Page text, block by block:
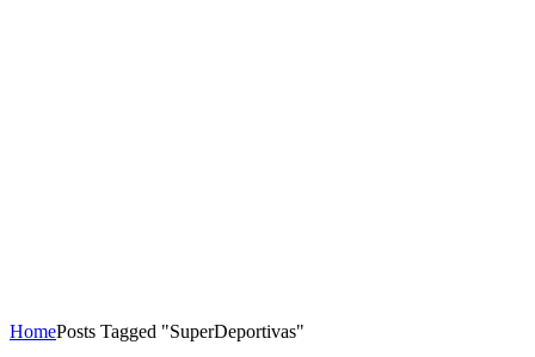
HomePosts Tagged "SuperDeportivas"